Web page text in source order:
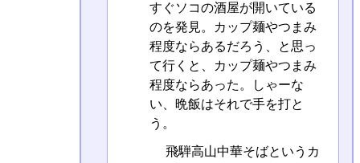
すぐソコの酒屋が開いている
のを発見。カップ麺やつまみ
程度ならあるだろう、と思っ
て行くと、カップ麺やつまみ
程度ならあった。しゃーな
い、晩飯はそれで手を打と
う。
飛騨高山中華そばというカ